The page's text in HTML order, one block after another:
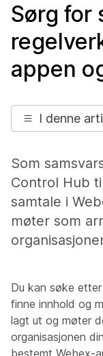
Sørg for
appen
I denne
Som
Control Hub
samtale i
møter som
Du kan søke
finne innhold og
lagt ut og møter
organisasjonen
bestemt Webex-